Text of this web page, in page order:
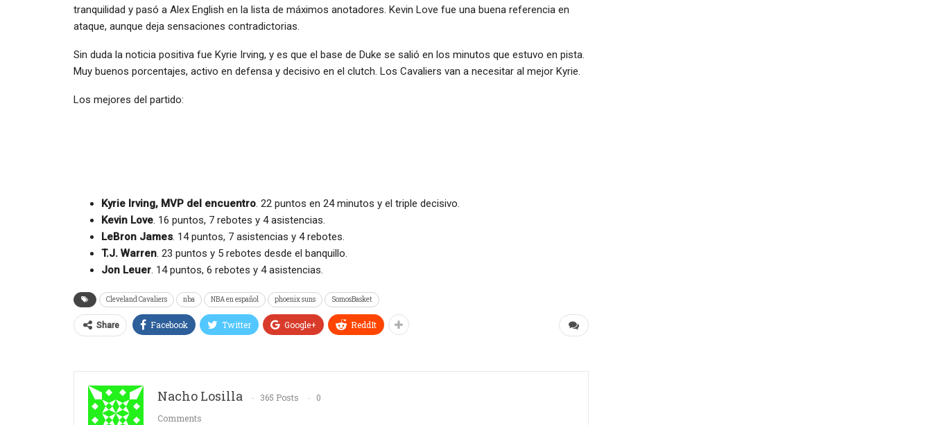
tranquilidad y pasó a Alex English en la lista de máximos anotadores. Kevin Love fue una buena referencia en
ataque, aunque deja sensaciones contradictorias.
Sin duda la noticia positiva fue Kyrie Irving, y es que el base de Duke se salió en los minutos que estuvo en pista.
Muy buenos porcentajes, activo en defensa y decisivo en el clutch. Los Cavaliers van a necesitar al mejor Kyrie.
Los mejores del partido:
Kyrie Irving, MVP del encuentro. 22 puntos en 24 minutos y el triple decisivo.
Kevin Love. 16 puntos, 7 rebotes y 4 asistencias.
LeBron James. 14 puntos, 7 asistencias y 4 rebotes.
T.J. Warren. 23 puntos y 5 rebotes desde el banquillo.
Jon Leuer. 14 puntos, 6 rebotes y 4 asistencias.
Cleveland Cavaliers nba NBA en español phoenix suns SomosBasket
Share Facebook Twitter Google+ ReddIt
Nacho Losilla 365 Posts
0
Comments